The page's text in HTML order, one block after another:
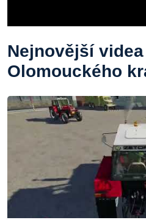
Nejnovější videa
Olomouckého